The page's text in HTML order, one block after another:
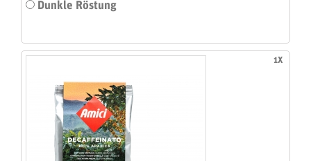
Dunkle Röstung
1X